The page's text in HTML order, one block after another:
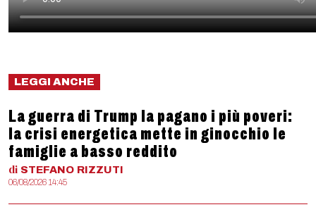
LEGGI ANCHE
La guerra di Trump la pagano i più poveri:
la crisi energetica mette in ginocchio le
famiglie a basso reddito
di STEFANO RIZZUTI
06/08/2026 14:45